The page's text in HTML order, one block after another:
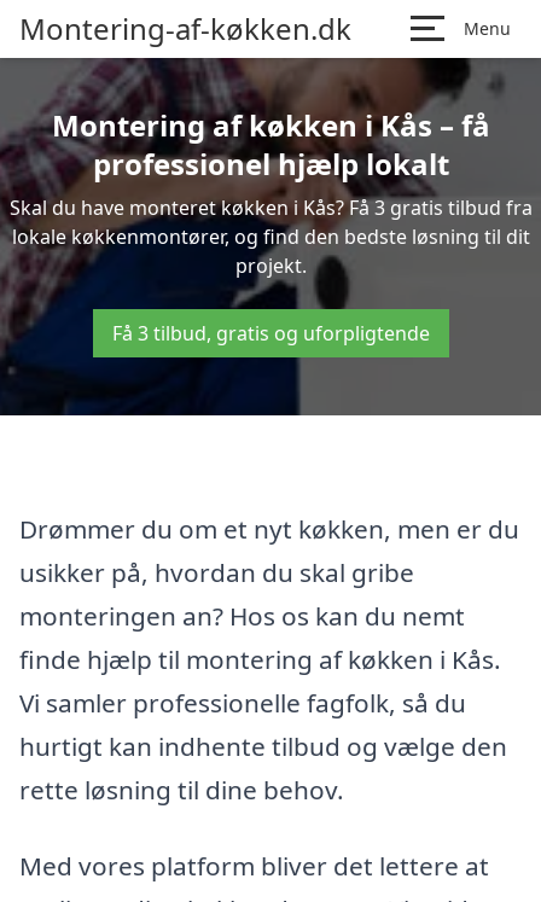
Montering-af-køkken.dk Menu
Montering af køkken i Kås – få
professionel hjælp lokalt
Skal du have monteret køkken i Kås? Få 3 gratis tilbud fra
lokale køkkenmontører, og find den bedste løsning til dit
projekt.
Få 3 tilbud, gratis og uforpligtende
Drømmer du om et nyt køkken, men er du
usikker på, hvordan du skal gribe
monteringen an? Hos os kan du nemt
finde hjælp til montering af køkken i Kås.
Vi samler professionelle fagfolk, så du
hurtigt kan indhente tilbud og vælge den
rette løsning til dine behov.
Med vores platform bliver det lettere at